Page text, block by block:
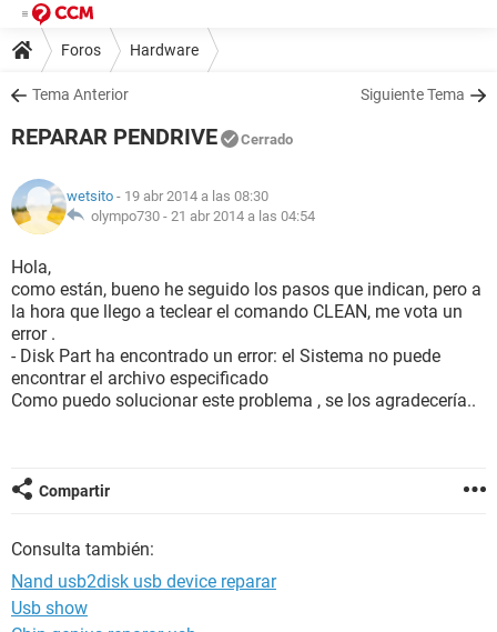
Foros Hardware
Tema Anterior Siguiente Tema
REPARAR PENDRIVE Cerrado
wetsito - 19 abr 2014 a las 08:30
olympo730 - 21 abr 2014 a las 04:54
Hola,
como están, bueno he seguido los pasos que indican, pero a
la hora que llego a teclear el comando CLEAN, me vota un
error .
- Disk Part ha encontrado un error: el Sistema no puede
encontrar el archivo especificado
Como puedo solucionar este problema , se los agradecería..
Compartir
Consulta también:
Nand usb2disk usb device reparar
Usb show